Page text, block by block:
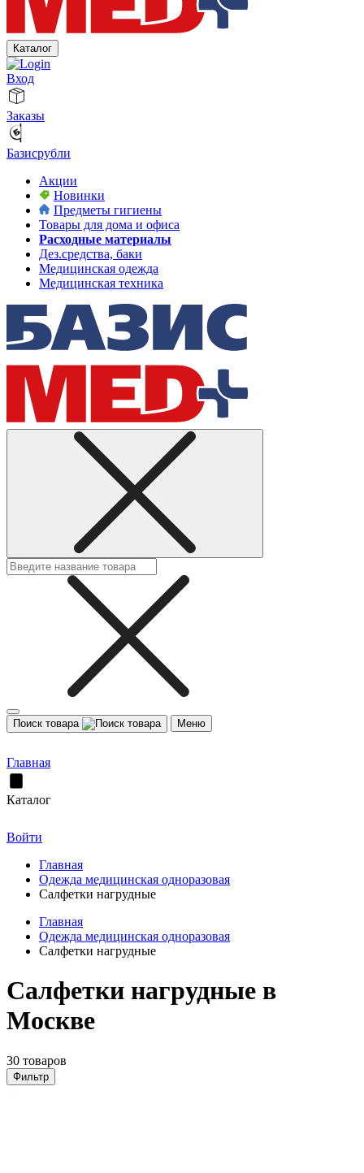
Каталог
Вход
Заказы
Базисрубли
Акции
Новинки
Предметы гигиены
Товары для дома и офиса
Расходные материалы
Дез.средства, баки
Медицинская одежда
Медицинская техника
Поиск товара Меню
Главная
Каталог
Войти
Главная
Одежда медицинская одноразовая
Салфетки нагрудные
Главная
Одежда медицинская одноразовая
Салфетки нагрудные
Салфетки нагрудные в
Москве
30 товаров
Фильтр